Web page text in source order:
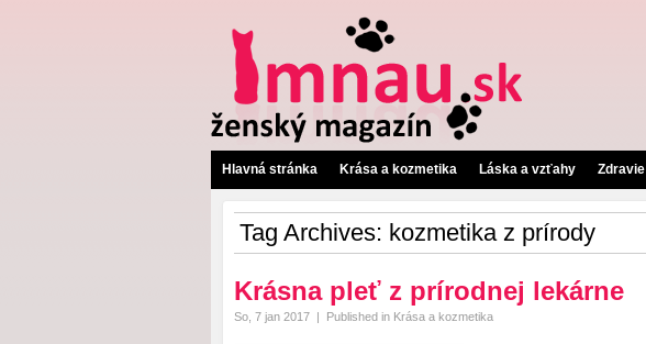
Hlavná stránka Krása a kozmetika Láska a vzťahy Zdravie
Tag Archives: kozmetika z prírody
Krásna pleť z prírodnej lekárne
So, 7 jan 2017 | Published in Krása a kozmetika